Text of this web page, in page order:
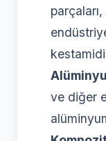
ve diğer